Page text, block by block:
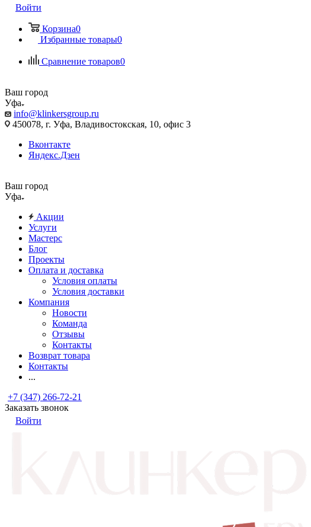
Войти
Корзина0
Избранные товары0
Сравнение товаров0
Ваш город
Уфа
info@klinkersgroup.ru
450078, г. Уфа, Владивостокская, 10, офис 3
Вконтакте
Яндекс.Дзен
Ваш город
Уфа
Акции
Услуги
Мастерс
Блог
Проекты
Оплата и доставка
Условия оплаты
Условия доставки
Компания
Новости
Команда
Отзывы
Контакты
Возврат товара
Контакты
...
+7 (347) 266-72-21
Заказать звонок
Войти